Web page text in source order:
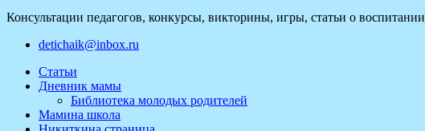
Консультации педагогов, конкурсы, викторины, игры, статьи о воспитании
detichaik@inbox.ru
Статьи
Дневник мамы
Библиотека молодых родителей
Мамина школа